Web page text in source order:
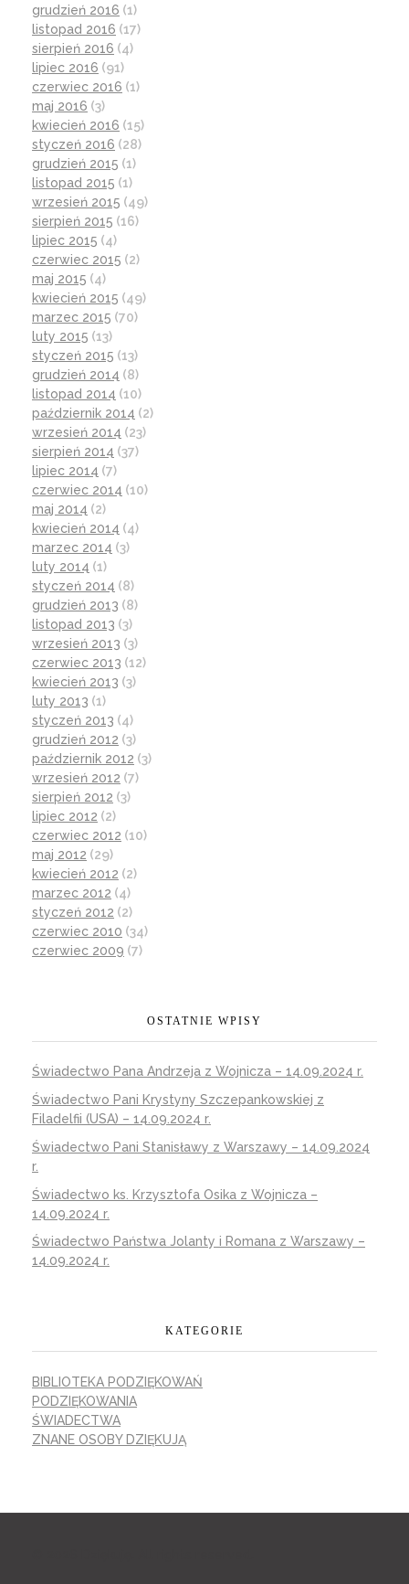
grudzień 2016 (1)
listopad 2016 (17)
sierpień 2016 (4)
lipiec 2016 (91)
czerwiec 2016 (1)
maj 2016 (3)
kwiecień 2016 (15)
styczeń 2016 (28)
grudzień 2015 (1)
listopad 2015 (1)
wrzesień 2015 (49)
sierpień 2015 (16)
lipiec 2015 (4)
czerwiec 2015 (2)
maj 2015 (4)
kwiecień 2015 (49)
marzec 2015 (70)
luty 2015 (13)
styczeń 2015 (13)
grudzień 2014 (8)
listopad 2014 (10)
październik 2014 (2)
wrzesień 2014 (23)
sierpień 2014 (37)
lipiec 2014 (7)
czerwiec 2014 (10)
maj 2014 (2)
kwiecień 2014 (4)
marzec 2014 (3)
luty 2014 (1)
styczeń 2014 (8)
grudzień 2013 (8)
listopad 2013 (3)
wrzesień 2013 (3)
czerwiec 2013 (12)
kwiecień 2013 (3)
luty 2013 (1)
styczeń 2013 (4)
grudzień 2012 (3)
październik 2012 (3)
wrzesień 2012 (7)
sierpień 2012 (3)
lipiec 2012 (2)
czerwiec 2012 (10)
maj 2012 (29)
kwiecień 2012 (2)
marzec 2012 (4)
styczeń 2012 (2)
czerwiec 2010 (34)
czerwiec 2009 (7)
OSTATNIE WPISY
Świadectwo Pana Andrzeja z Wojnicza – 14.09.2024 r.
Świadectwo Pani Krystyny Szczepankowskiej z
Filadelfii (USA) – 14.09.2024 r.
Świadectwo Pani Stanisławy z Warszawy – 14.09.2024
r.
Świadectwo ks. Krzysztofa Osika z Wojnicza –
14.09.2024 r.
Świadectwo Państwa Jolanty i Romana z Warszawy –
14.09.2024 r.
KATEGORIE
BIBLIOTEKA PODZIĘKOWAŃ
PODZIĘKOWANIA
ŚWIADECTWA
ZNANE OSOBY DZIĘKUJĄ